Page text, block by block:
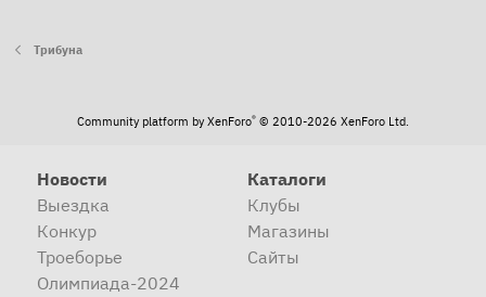
Трибуна
Community platform by XenForo® © 2010-2026 XenForo Ltd.
Новости
Выездка
Конкур
Троеборье
Олимпиада-2024
Каталоги
Клубы
Магазины
Сайты